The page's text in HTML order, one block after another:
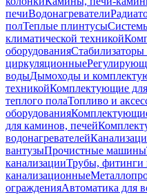
печиВодонагреватели
полТеплые плинтусы
климатической техникой
оборудования
циркуляционные
водыДымоходы и
техникойКомплектующие для
теплого полаТопливо и
оборудования
для каминов, печей
водонагревателей
вантузыПрочистные машины
канализацииТрубы, фитинги
канализационные
огражденияАвтоматика для